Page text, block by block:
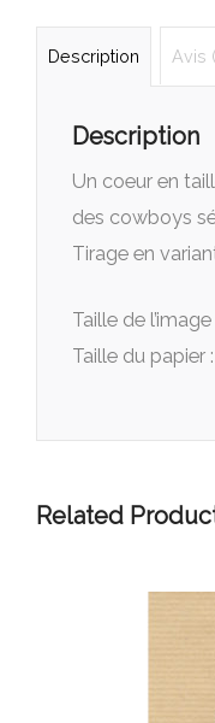
Description Avis
Description
Un coeur en
des cowboys
Tirage en
Taille de
Taille du papier
Related